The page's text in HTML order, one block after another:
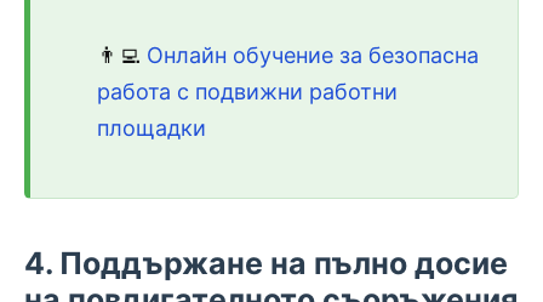
👨‍💻 Онлайн обучение за безопасна
работа с подвижни работни
площадки
4. Поддържане на пълно досие